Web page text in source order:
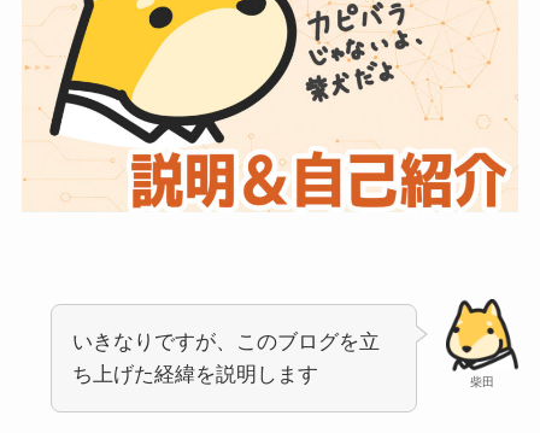
柴田
いきなりですが、このブログを立
ち上げた経緯を説明します